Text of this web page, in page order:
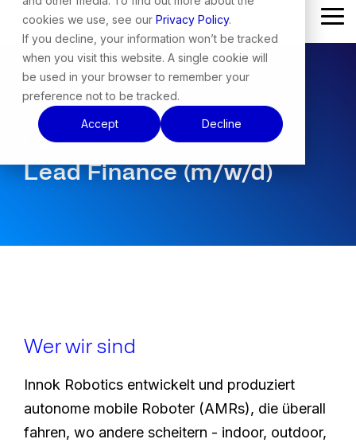
cookies we use, see our Privacy Policy.
If you decline, your information won’t be tracked
when you visit this website. A single cookie will
be used in your browser to remember your
preference not to be tracked.
Accept Decline
Skip
main
content.
Lust auf Team?
Lead Finance (m/w/d)
Wer wir sind
Innok Robotics entwickelt und produziert
autonome mobile Roboter (AMRs), die überall
fahren, wo andere scheitern - indoor, outdoor,